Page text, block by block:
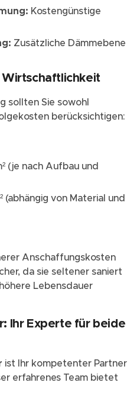
Kostengünstige
Zusätzliche Dämmebene
Wirtschaftlichkeit
sollten Sie sowohl
berücksichtigen:
(je nach Aufbau und
von Material und
Anschaffungskosten
da sie seltener saniert
Lebensdauer
Ihr Experte für beide
ist Ihr kompetenter Partner
erfahrenes Team bietet